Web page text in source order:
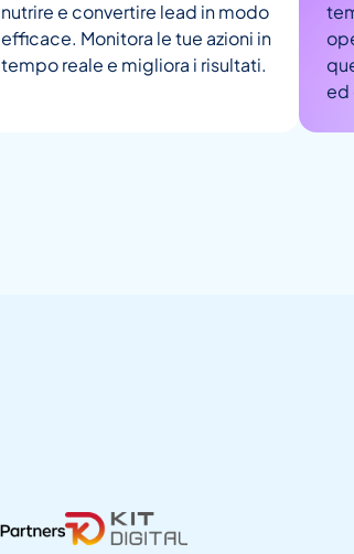
nutrire e convertire lead in modo
efficace. Monitora le tue azioni in
tempo reale e migliora i risultati.
ed